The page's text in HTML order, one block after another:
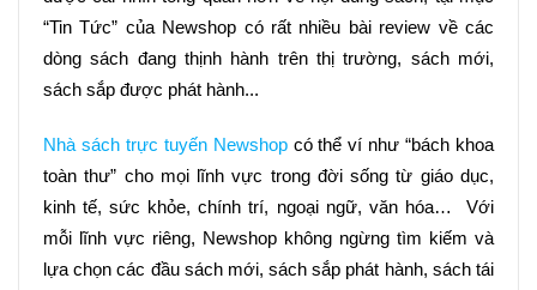
“Tin Tức” của Newshop có rất nhiều bài review về các
dòng sách đang thịnh hành trên thị trường, sách mới,
sách sắp được phát hành...
Nhà sách trực tuyến Newshop có thể ví như “bách khoa
toàn thư” cho mọi lĩnh vực trong đời sống từ giáo dục,
kinh tế, sức khỏe, chính trí, ngoại ngữ, văn hóa…  Với
mỗi lĩnh vực riêng, Newshop không ngừng tìm kiếm và
lựa chọn các đầu sách mới, sách sắp phát hành, sách tái